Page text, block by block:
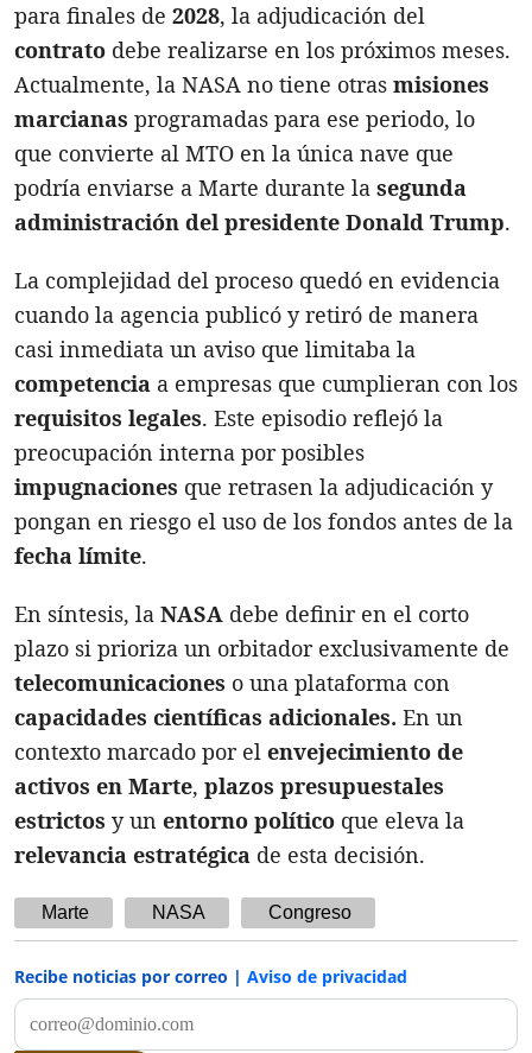
para finales de 2028, la adjudicación del
contrato debe realizarse en los próximos meses.
Actualmente, la NASA no tiene otras misiones
marcianas programadas para ese periodo, lo
que convierte al MTO en la única nave que
podría enviarse a Marte durante la segunda
administración del presidente Donald Trump.
La complejidad del proceso quedó en evidencia
cuando la agencia publicó y retiró de manera
casi inmediata un aviso que limitaba la
competencia a empresas que cumplieran con los
requisitos legales. Este episodio reflejó la
preocupación interna por posibles
impugnaciones que retrasen la adjudicación y
pongan en riesgo el uso de los fondos antes de la
fecha límite.
En síntesis, la NASA debe definir en el corto
plazo si prioriza un orbitador exclusivamente de
telecomunicaciones o una plataforma con
capacidades científicas adicionales. En un
contexto marcado por el envejecimiento de
activos en Marte, plazos presupuestales
estrictos y un entorno político que eleva la
relevancia estratégica de esta decisión.
Marte NASA Congreso
Recibe noticias por correo | Aviso de privacidad